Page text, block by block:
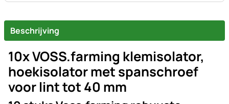
Beschrijving
10x VOSS.farming klemisolator,
hoekisolator met spanschroef
voor lint tot 40 mm